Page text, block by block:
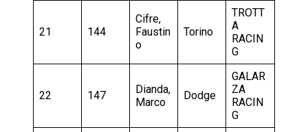
21 144
Cifre,
Faustin
o
Torino
TROTT
A
RACIN
G
22 147
Dianda,
Marco
Dodge
GALAR
ZA
RACIN
G